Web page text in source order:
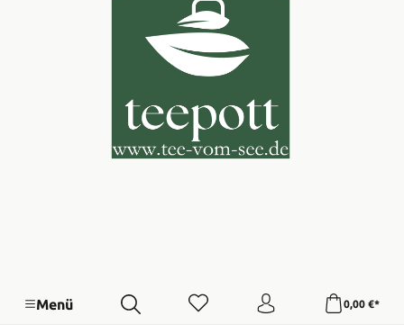
Menü 0,00 €*